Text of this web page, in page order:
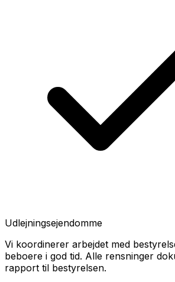
Udlejningsejendomme
Vi koordinerer arbejdet med
beboere i god tid. Alle rensninger
rapport til bestyrelsen.